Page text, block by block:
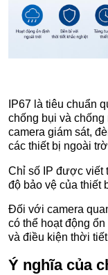
IP67 là tiêu chuẩn
chống bụi và
camera giám sát,
các thiết bị ngoài
Chỉ số IP được viết
độ bảo vệ của thiết
Đối với camera
có thể hoạt động
và điều kiện thời
Ý nghĩa của